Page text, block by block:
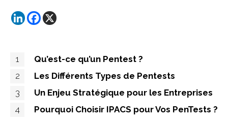
1
Qu’est-ce qu’un Pentest ?
2
Les Différents Types de Pentests
3
Un Enjeu Stratégique pour les Entreprises
4
Pourquoi Choisir IPACS pour Vos PenTests ?